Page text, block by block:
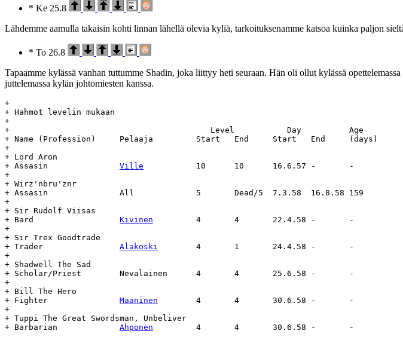
* Ke 25.8
Lähdemme aamulla takaisin kohti linnan lähellä olevia kyliä, tarkoituksenamme katsoa kuinka paljon
* To 26.8
Tapaamme kylässä vanhan tuttumme Shadin, joka liittyy heti seuraan. Hän oli ollut kylässä
juttelemassa kylän johtomiesten kanssa.
+
+ Hahmot levelin mukaan
+
+  					   Level	   Day		Age
+ Name (Profession)	Pelaaja		Start	End	Start	End	(days)
+
+ Lord Aron
Ville
+
+ Wirz'nbru'znr
+ Assasin		All		5	Dead/5	7.3.58	16.8.58	159
+
+ Sir Rudolf Viisas
Kivinen
+
+ Sir Trex Goodtrade
Alakoski
+
+ Shadwell The Sad
+ Scholar/Priest	Nevalainen	4	4	25.6.58	-	-
+
+ Bill The Hero
Maaninen
+
+ Tuppi The Great Swordsman, Unbeliver
Ahponen